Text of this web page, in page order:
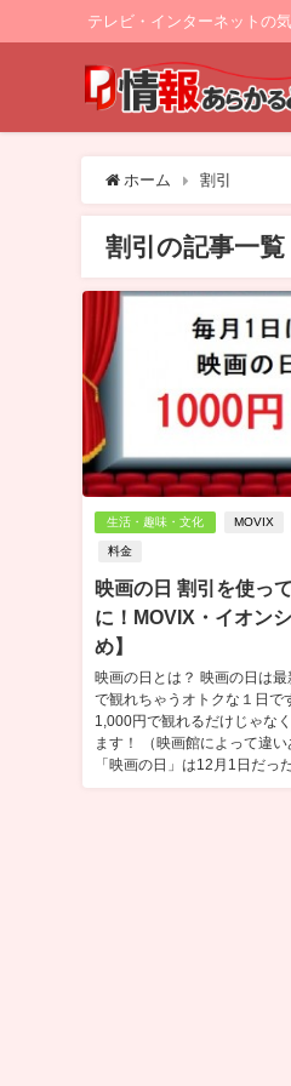
テレビ・インターネットの
ホーム 割引
割引の記事一覧
生活・趣味・文化 MOVIX
料金
映画の日 割引を使っ
に！MOVIX・イオン
め】
映画の日とは？ 映画の日は
で観れちゃうオトクな１日で
1,000円で観れるだけじゃな
ます！ （映画館によって違い
「映画の日」は12月1日だっ